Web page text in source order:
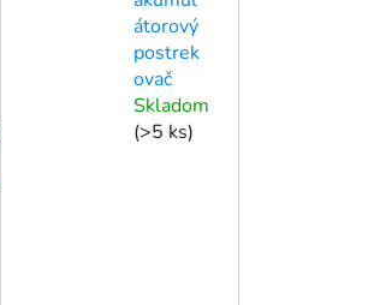
átorový
postrek
ovač
Skladom
(>5 ks)